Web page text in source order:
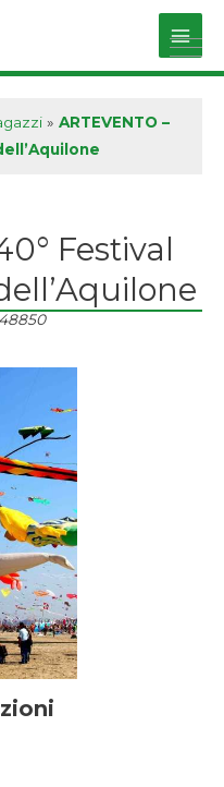
Main
» ARTEVENTO –
Festival